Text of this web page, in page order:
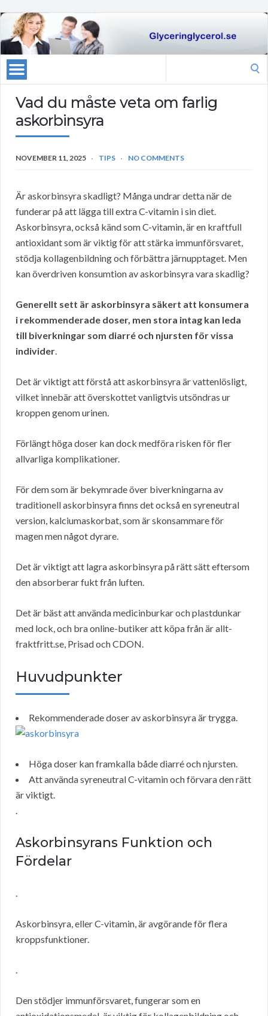
Vad du måste veta om farlig
askorbinsyra
NOVEMBER 11, 2025 TIPS NO COMMENTS
Är askorbinsyra skadligt? Många undrar detta när de
funderar på att lägga till extra C-vitamin i sin diet.
Askorbinsyra, också känd som C-vitamin, är en kraftfull
antioxidant som är viktig för att stärka immunförsvaret,
stödja kollagenbildning och förbättra järnupptaget. Men
kan överdriven konsumtion av askorbinsyra vara skadlig?
Generellt sett är askorbinsyra säkert att konsumera
i rekommenderade doser, men stora intag kan leda
till biverkningar som diarré och njursten för vissa
individer.
Det är viktigt att förstå att askorbinsyra är vattenlösligt,
vilket innebär att överskottet vanligtvis utsöndras ur
kroppen genom urinen.
Förlängt höga doser kan dock medföra risken för fler
allvarliga komplikationer.
För dem som är bekymrade över biverkningarna av
traditionell askorbinsyra finns det också en syreneutral
version, kalciumaskorbat, som är skonsammare för
magen men något dyrare.
Det är viktigt att lagra askorbinsyra på rätt sätt eftersom
den absorberar fukt från luften.
Det är bäst att använda medicinburkar och plastdunkar
med lock, och bra online-butiker att köpa från är allt-
fraktfritt.se, Prisad och CDON.
Huvudpunkter
Rekommenderade doser av askorbinsyra är trygga.
Höga doser kan framkalla både diarré och njursten.
Att använda syreneutral C-vitamin och förvara den rätt
är viktigt.
.
Askorbinsyrans Funktion och
Fördelar
.
Askorbinsyra, eller C-vitamin, är avgörande för flera
kroppsfunktioner.
.
Den stödjer immunförsvaret, fungerar som en